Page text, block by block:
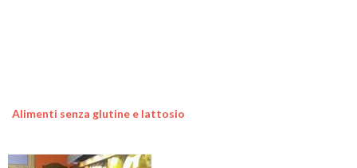
Alimenti senza glutine e lattosio